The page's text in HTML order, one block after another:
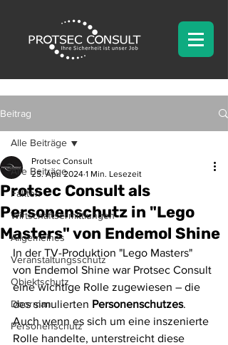
Beitrag
Alle Beiträge
Fakten
Wirtschaftsermittlungen
Allgemeines
Veranstaltungsschutz
Objektschutz
Doorman
Personenschutz
Alle Beiträge
Protsec Consult als
Personenschutz in "Lego
Masters" von Endemol Shine
Protsec Consult
25. Apr. 2024 1 Min. Lesezeit
In der TV-Produktion "Lego Masters"
von Endemol Shine war Protsec Consult
eine wichtige Rolle zugewiesen – die
des simulierten Personenschutzes.
Auch wenn es sich um eine inszenierte
Rolle handelte, unterstreicht diese